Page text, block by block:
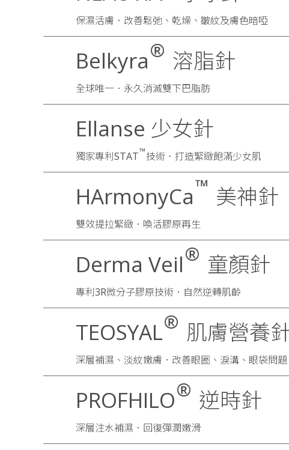
保濕活膚．改善鬆弛、乾燥、皺紋及膚色暗啞
Belkyra® 溶脂針
全球唯一．永久消滅雙下巴脂肪
Ellanse 少女針
獨家專利STAT™技術．打造緊緻飽滿少女肌
HArmonyCa™ 美神針
雙效提拉緊緻．喚活膠原再生
Derma Veil® 童顏針
專利3R微分子膠原技術．自然逆轉肌齡
TEOSYAL® 肌膚營養
深層補濕、淡紋嫩膚．改善眼圈、淚溝、眼袋問題
PROFHILO® 逆時針
深層注水補濕．回復彈潤嫩滑